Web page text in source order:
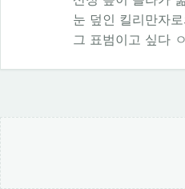
눈 덮인 킬리만자로
그 표범이고 싶다